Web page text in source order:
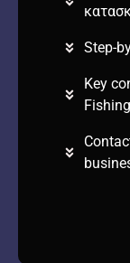
Step-
Key